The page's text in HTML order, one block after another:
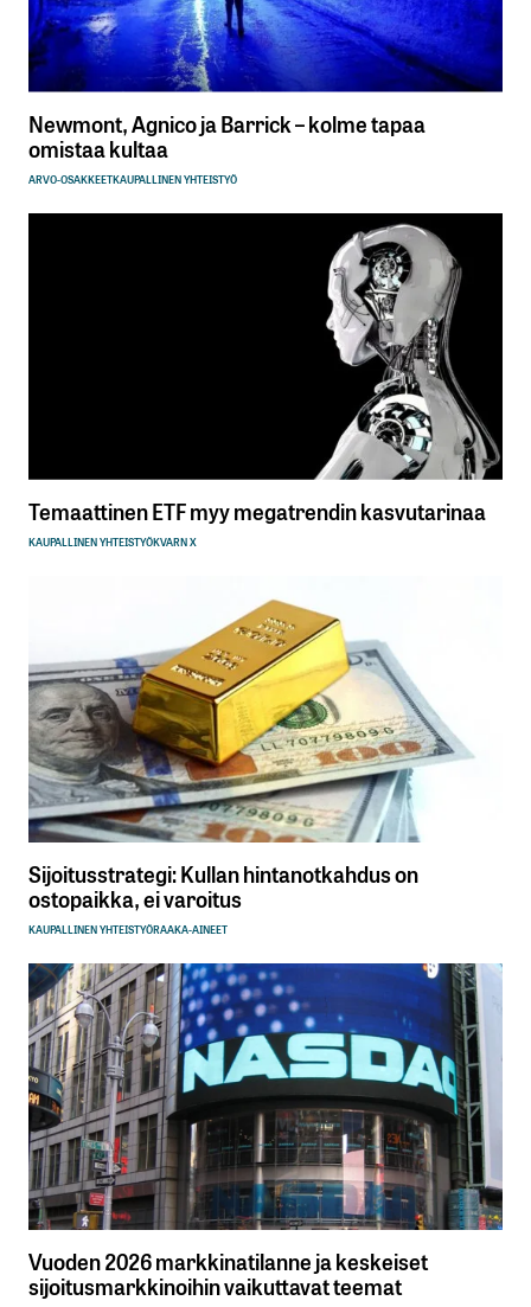
Kommentti*
Nimesi tai nimimerkkisi
Tilaa SalkunRakentajan uutiskirje
Newmont, Agnico ja Barrick – kolme tapaa
omistaa kultaa
ARVO-OSAKKEETKAUPALLINEN YHTEISTYÖ
Temaattinen ETF myy megatrendin kasvutarinaa
KAUPALLINEN YHTEISTYÖKVARN X
Sijoitusstrategi: Kullan hintanotkahdus on
ostopaikka, ei varoitus
KAUPALLINEN YHTEISTYÖRAAKA-AINEET
Vuoden 2026 markkinatilanne ja keskeiset
sijoitusmarkkinoihin vaikuttavat teemat